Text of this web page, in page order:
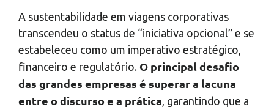
A sustentabilidade em viagens corporativas
transcendeu o status de “iniciativa opcional” e se
estabeleceu como um imperativo estratégico,
financeiro e regulatório. O principal desafio
das grandes empresas é superar a lacuna
entre o discurso e a prática , garantindo que a